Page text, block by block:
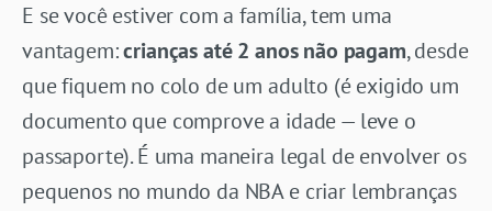
E se você estiver com a família, tem uma
vantagem:crianças até 2 anos não pagam, desde
que fiquem no colo de um adulto (é exigido um
documento que comprove a idade — leve o
passaporte). É uma maneira legal de envolver os
pequenos no mundo da NBA e criar lembranças